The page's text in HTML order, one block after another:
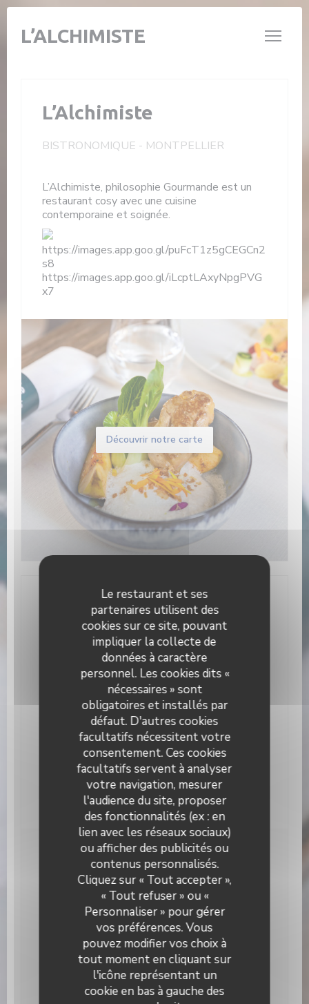
Personnalisation de vos choix en matière de cookies
Le restaurant et ses
partenaires utilisent des
cookies sur ce site, pouvant
impliquer la collecte de
données à caractère
personnel. Les cookies dits «
nécessaires » sont
obligatoires et installés par
défaut. D'autres cookies
facultatifs nécessitent votre
consentement. Ces cookies
facultatifs servent à analyser
votre navigation, mesurer
l'audience du site, proposer
des fonctionnalités (ex : en
lien avec les réseaux sociaux)
ou afficher des publicités ou
contenus personnalisés.
Cliquez sur « Tout accepter »,
« Tout refuser » ou «
Personnaliser » pour gérer
vos préférences. Vous
pouvez modifier vos choix à
tout moment en cliquant sur
l'icône représentant un
cookie en bas à gauche des
L’ALCHIMISTE
L’Alchimiste
BISTRONOMIQUE - MONTPELLIER
L’Alchimiste, philosophie Gourmande est un
restaurant cosy avec une cuisine
contemporaine et soignée.
https://images.app.goo.gl/puFcT1z5gCEGCn2
s8
https://images.app.goo.gl/iLcptLAxyNpgPVG
x7
Découvrir notre carte
Infos pratiques
Cuisine
Fait maison, Produits frais, Cuisine Traditionnelle,
Terroir
Type de restaurant
Bistronomique
Services
Climatisation, Privatisation, Terrasse, Accès Wifi
Moyens de paiement
Apple Pay, Paiement Sans Contact, Espèces, Visa,
Chèques, Carte Bleue
Horaires
19h00 - 22h30
Sam 19h00 - 22h30
Dimanche
L’Alchimiste